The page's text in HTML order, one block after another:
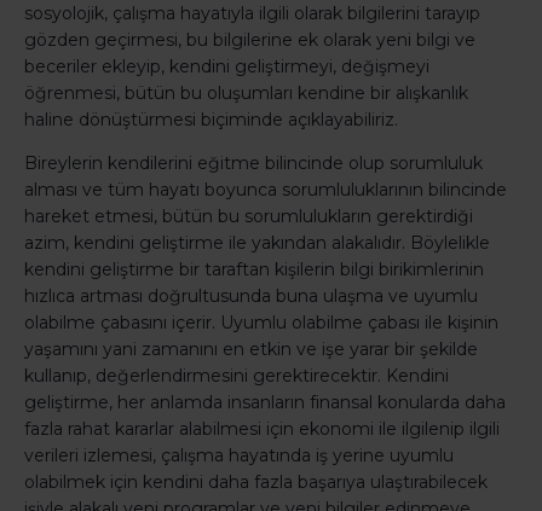
sosyolojik, çalışma hayatıyla ilgili olarak bilgilerini tarayıp
gözden geçirmesi, bu bilgilerine ek olarak yeni bilgi ve
beceriler ekleyip, kendini geliştirmeyi, değişmeyi
öğrenmesi, bütün bu oluşumları kendine bir alışkanlık
haline dönüştürmesi biçiminde açıklayabiliriz.
Bireylerin kendilerini eğitme bilincinde olup sorumluluk
alması ve tüm hayatı boyunca sorumluluklarının bilincinde
hareket etmesi, bütün bu sorumlulukların gerektirdiği
azim, kendini geliştirme ile yakından alakalıdır. Böylelikle
kendini geliştirme bir taraftan kişilerin bilgi birikimlerinin
hızlıca artması doğrultusunda buna ulaşma ve uyumlu
olabilme çabasını içerir. Uyumlu olabilme çabası ile kişinin
yaşamını yani zamanını en etkin ve işe yarar bir şekilde
kullanıp, değerlendirmesini gerektirecektir. Kendini
geliştirme, her anlamda insanların finansal konularda daha
fazla rahat kararlar alabilmesi için ekonomi ile ilgilenip ilgili
verileri izlemesi, çalışma hayatında iş yerine uyumlu
olabilmek için kendini daha fazla başarıya ulaştırabilecek